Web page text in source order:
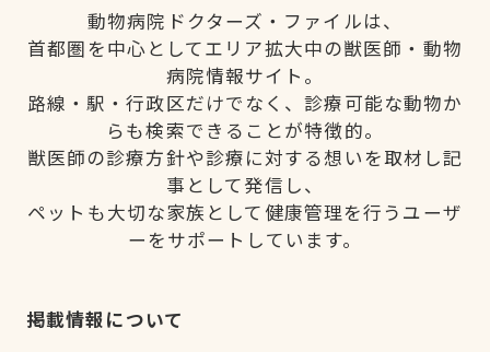
動物病院ドクターズ・ファイルは、
首都圏を中心としてエリア拡大中の獣医師・動物
病院情報サイト。
路線・駅・行政区だけでなく、診療可能な動物か
らも検索できることが特徴的。
獣医師の診療方針や診療に対する想いを取材し記
事として発信し、
ペットも大切な家族として健康管理を行うユーザ
ーをサポートしています。
掲載情報について